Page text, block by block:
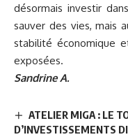
désormais investir
sauver des vies, mais
stabilité économique
exposées.
Sandrine A.
ATELIER MIGA : LE
D’INVESTISSEMENTS